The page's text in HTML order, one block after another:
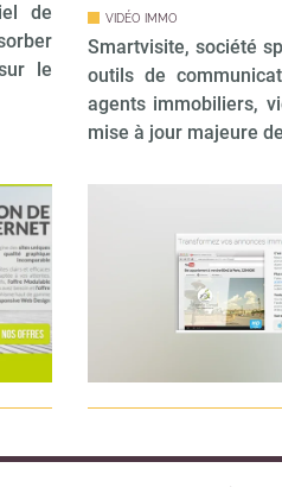
de
le
VIDÉO IMMO
Smartvisite, société
outils de
agents immobiliers,
mise à jour majeure